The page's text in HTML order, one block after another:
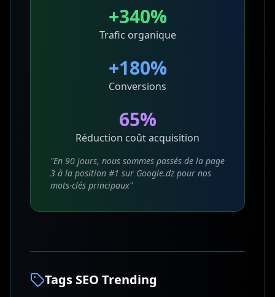
+340%
Trafic organique
+180%
Conversions
65%
Réduction coût acquisition
"En 90 jours, nous sommes passés de la page
3 à la position #1 sur Google.dz pour nos
mots-clés principaux"
Tags SEO Trending